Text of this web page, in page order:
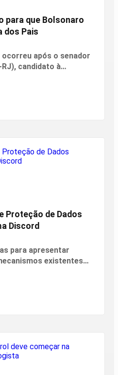
para que Bolsonaro
dos Pais
após o senador
candidato à
uma carta
pai.
Proteção de Dados
Discord
para apresentar
existentes
informou a